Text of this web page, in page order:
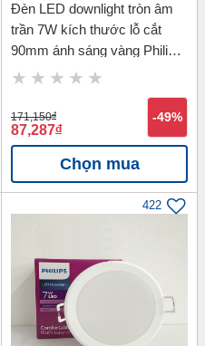
Đèn LED downlight tròn âm
trần 7W kích thước lỗ cắt
90mm ánh sáng vàng Philips
59445 MESON 7W D90-
171,150đ
87,287đ
-49%
Chọn mua
422